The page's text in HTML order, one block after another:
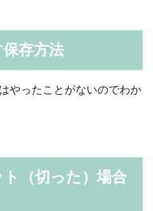
存方法
やったことがないのでわか
（切った）場合